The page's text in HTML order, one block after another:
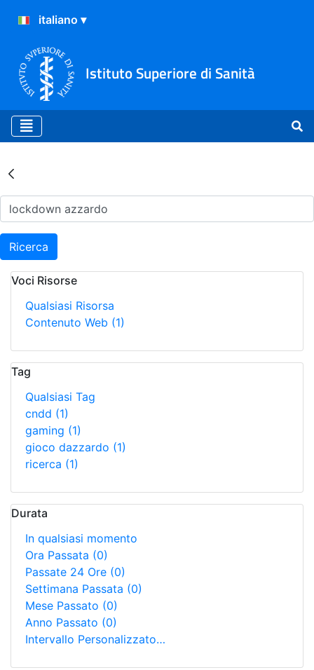
Istituto Superiore di Sanità
Risultati della Ricerca -
Ricerca
Voci Risorse
Qualsiasi Risorsa
Contenuto Web (1)
Tag
Qualsiasi Tag
cndd (1)
gaming (1)
gioco dazzardo (1)
ricerca (1)
Durata
In qualsiasi momento
Ora Passata (0)
Passate 24 Ore (0)
Settimana Passata (0)
Mese Passato (0)
Anno Passato (0)
Intervallo Personalizzato…